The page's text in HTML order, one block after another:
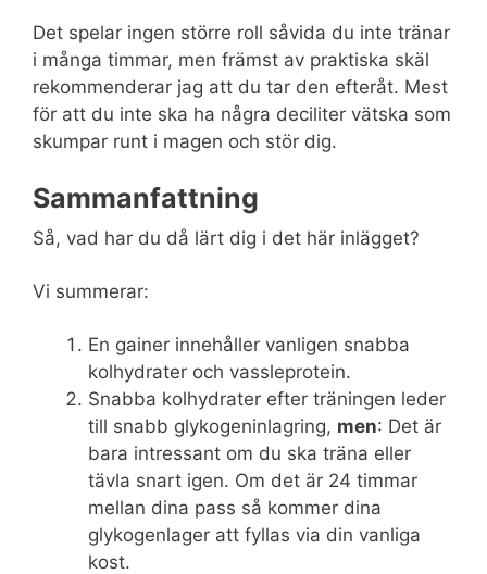
Det spelar ingen större roll såvida du inte tränar
i många timmar, men främst av praktiska skäl
rekommenderar jag att du tar den efteråt. Mest
för att du inte ska ha några deciliter vätska som
skumpar runt i magen och stör dig.
Sammanfattning
Så, vad har du då lärt dig i det här inlägget?
Vi summerar:
En gainer innehåller vanligen snabba
kolhydrater och vassleprotein.
Snabba kolhydrater efter träningen leder
till snabb glykogeninlagring, men: Det är
bara intressant om du ska träna eller
tävla snart igen. Om det är 24 timmar
mellan dina pass så kommer dina
glykogenlager att fyllas via din vanliga
kost.